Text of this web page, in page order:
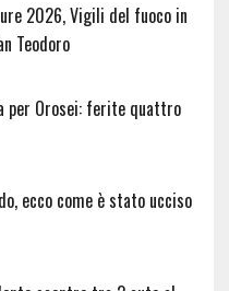
2026, Vigili del fuoco in
Teodoro
per Orosei: ferite quattro
ecco come è stato ucciso